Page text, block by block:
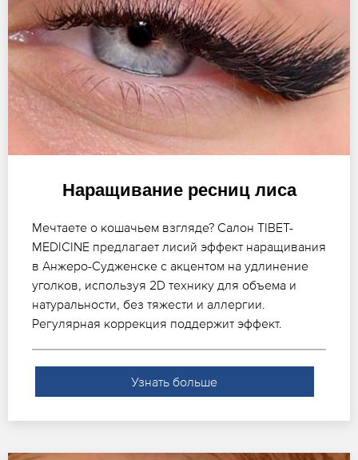
Наращивание ресниц лиса
Мечтаете о кошачьем взгляде? Салон TIBET-
MEDICINE предлагает лисий эффект наращивания
в Анжеро-Судженске с акцентом на удлинение
уголков, используя 2D технику для объема и
натуральности, без тяжести и аллергии.
Регулярная коррекция поддержит эффект.
Узнать больше